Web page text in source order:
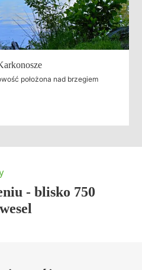
położona nad brzegiem
- blisko 750